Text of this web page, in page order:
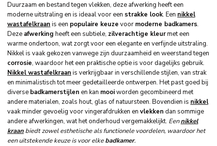
Duurzaam en bestand tegen vlekken, deze afwerking heeft een
moderne uitstraling en is ideaal voor een strakke look. Een nikkel
wastafelkraan is een populaire keuze voor moderne badkamers.
Deze afwerking heeft een subtiele, zilverachtige kleurmet een
warme ondertoon, wat zorgt voor een elegante en verfijnde uitstraling.
Nikkel is vaak gekozen vanwege zijn duurzaamheid en weerstand tegen
corrosie, waardoor het een praktische optie is voor dagelijks gebruik.
Nikkel wastafelkraan is verkrijgbaar in verschillende stijlen, van strak
en minimalistisch tot meer gedetailleerde ontwerpen. Het past goed bij
diverse badkamerstijlen en kan mooiworden gecombineerd met
andere materialen, zoals hout, glas of natuursteen. Bovendien is nikkel
vaak minder gevoelig voor vingerafdrukken en vlekken dan sommige
andere afwerkingen, wat het onderhoud vergemakkelijkt. Eennikkel
kraan biedt zowel esthetische als functionele voordelen, waardoor het
een uitstekende keuze is voor elkebadkamer.